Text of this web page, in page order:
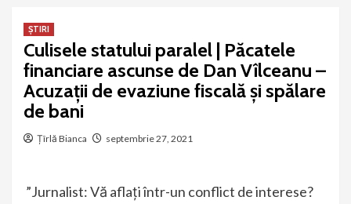
ȘTIRI
Culisele statului paralel | Păcatele
financiare ascunse de Dan Vîlceanu –
Acuzații de evaziune fiscală și spălare
de bani
Țîrlă Bianca septembrie 27, 2021
”Jurnalist: Vă aflați într-un conflict de interese?